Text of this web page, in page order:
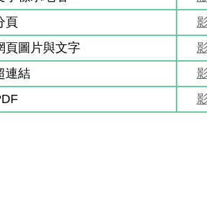
頁
頁圖片與文字
連結